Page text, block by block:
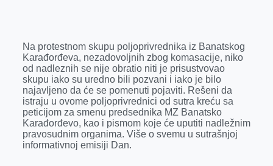
b
o
o
k
e
n
g
e
r
e
d
I
n
r
s
A
p
p
l
Na protestnom skupu poljoprivrednika iz Banatskog
Karađorđeva, nezadovoljnih zbog komasacije, niko
od nadleznih se nije obratio niti je prisustvovao
skupu iako su uredno bili pozvani i iako je bilo
najavljeno da će se pomenuti pojaviti. Rešeni da
istraju u ovome poljoprivrednici od sutra kreću sa
peticijom za smenu predsednika MZ Banatsko
Karađorđevo, kao i pismom koje će uputiti nadležnim
pravosudnim organima. Više o svemu u sutrašnjoj
informativnoj emisiji Dan.